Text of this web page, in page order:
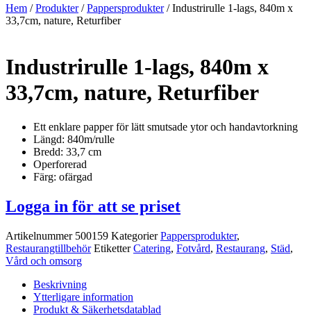
Hem /Produkter/Pappersprodukter/ Industrirulle 1-lags, 840m x
33,7cm, nature, Returfiber
Industrirulle 1-lags, 840m x
33,7cm, nature, Returfiber
Ett enklare papper för lätt smutsade ytor och handavtorkning
Längd: 840m/rulle
Bredd: 33,7 cm
Operforerad
Färg: ofärgad
Logga in för att se priset
Artikelnummer 500159 Kategorier Pappersprodukter,
Restaurangtillbehör Etiketter Catering, Fotvård, Restaurang, Städ,
Vård och omsorg
Beskrivning
Ytterligare information
Produkt & Säkerhetsdatablad